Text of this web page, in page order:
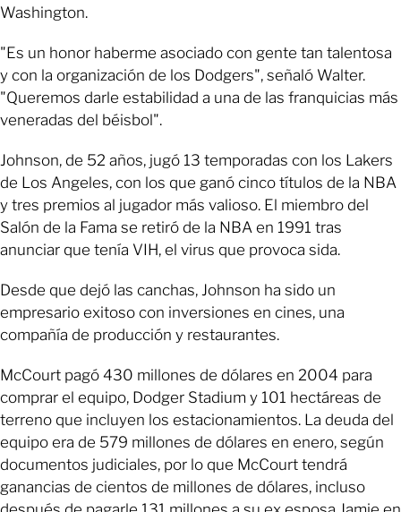
Washington.
"Es un honor haberme asociado con gente tan talentosa
y con la organización de los Dodgers", señaló Walter.
"Queremos darle estabilidad a una de las franquicias más
veneradas del béisbol".
Johnson, de 52 años, jugó 13 temporadas con los Lakers
de Los Angeles, con los que ganó cinco títulos de la NBA
y tres premios al jugador más valioso. El miembro del
Salón de la Fama se retiró de la NBA en 1991 tras
anunciar que tenía VIH, el virus que provoca sida.
Desde que dejó las canchas, Johnson ha sido un
empresario exitoso con inversiones en cines, una
compañía de producción y restaurantes.
McCourt pagó 430 millones de dólares en 2004 para
comprar el equipo, Dodger Stadium y 101 hectáreas de
terreno que incluyen los estacionamientos. La deuda del
equipo era de 579 millones de dólares en enero, según
documentos judiciales, por lo que McCourt tendrá
ganancias de cientos de millones de dólares, incluso